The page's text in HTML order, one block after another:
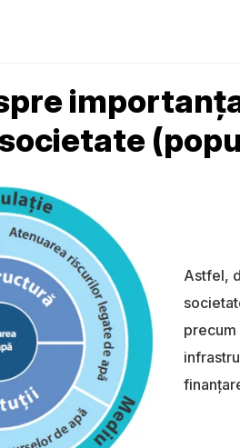
Astfel,
precum